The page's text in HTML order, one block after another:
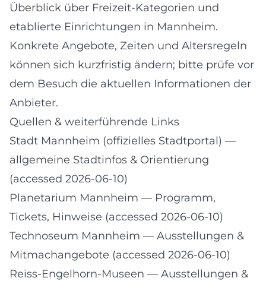
Überblick über Freizeit-Kategorien und
etablierte Einrichtungen in Mannheim.
Konkrete Angebote, Zeiten und Altersregeln
können sich kurzfristig ändern; bitte prüfe vor
dem Besuch die aktuellen Informationen der
Anbieter.
Quellen & weiterführende Links
Stadt Mannheim (offizielles Stadtportal) —
allgemeine Stadtinfos & Orientierung
(accessed 2026-06-10)
Planetarium Mannheim — Programm,
Tickets, Hinweise (accessed 2026-06-10)
Technoseum Mannheim — Ausstellungen &
Mitmachangebote (accessed 2026-06-10)
Reiss-Engelhorn-Museen — Ausstellungen &